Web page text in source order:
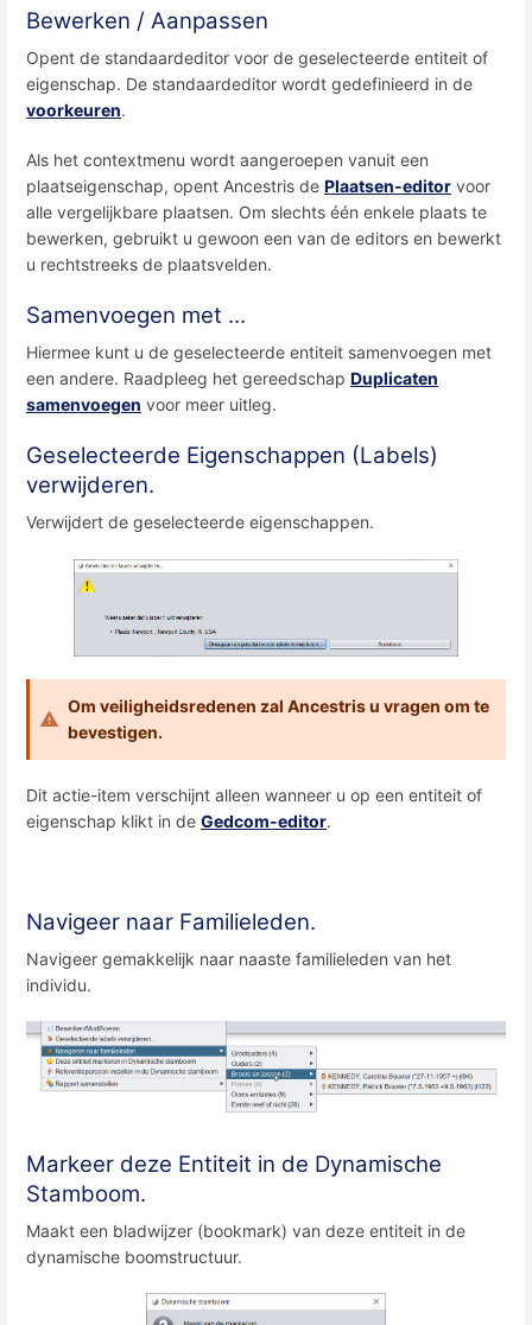
Bewerken / Aanpassen
Opent de standaardeditor voor de geselecteerde entiteit of
eigenschap. De standaardeditor wordt gedefinieerd in de
voorkeuren.
Als het contextmenu wordt aangeroepen vanuit een
plaatseigenschap, opent Ancestris de Plaatsen-editor voor
alle vergelijkbare plaatsen. Om slechts één enkele plaats te
bewerken, gebruikt u gewoon een van de editors en bewerkt
u rechtstreeks de plaatsvelden.
Samenvoegen met ...
Hiermee kunt u de geselecteerde entiteit samenvoegen met
een andere. Raadpleeg het gereedschap Duplicaten
samenvoegen voor meer uitleg.
Geselecteerde Eigenschappen (Labels)
verwijderen.
Verwijdert de geselecteerde eigenschappen.
Om veiligheidsredenen zal Ancestris u vragen om te
bevestigen.
Dit actie-item verschijnt alleen wanneer u op een entiteit of
eigenschap klikt in de Gedcom-editor.
Navigeer naar Familieleden.
Navigeer gemakkelijk naar naaste familieleden van het
individu.
Markeer deze Entiteit in de Dynamische
Stamboom.
Maakt een bladwijzer (bookmark) van deze entiteit in de
dynamische boomstructuur.